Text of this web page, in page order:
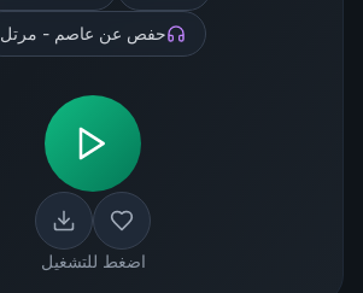
حفص عن عاصم - مرتل
اضغط للتشغيل